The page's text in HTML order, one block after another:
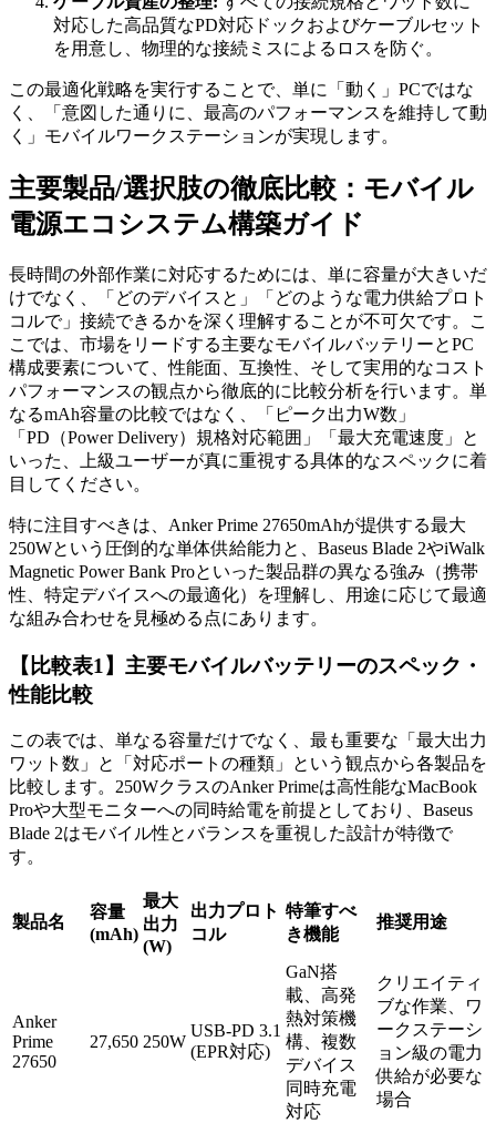
対応した高品質なPD対応ドックおよびケーブルセット
を用意し、物理的な接続ミスによるロスを防ぐ。
この最適化戦略を実行することで、単に「動く」PCではな
く、「意図した通りに、最高のパフォーマンスを維持して動
く」モバイルワークステーションが実現します。
主要製品/選択肢の徹底比較：モバイル
電源エコシステム構築ガイド
長時間の外部作業に対応するためには、単に容量が大きいだ
けでなく、「どのデバイスと」「どのような電力供給プロト
コルで」接続できるかを深く理解することが不可欠です。こ
こでは、市場をリードする主要なモバイルバッテリーとPC
構成要素について、性能面、互換性、そして実用的なコスト
パフォーマンスの観点から徹底的に比較分析を行います。単
なるmAh容量の比較ではなく、「ピーク出力W数」
「PD（Power Delivery）規格対応範囲」「最大充電速度」と
いった、上級ユーザーが真に重視する具体的なスペックに着
目してください。
特に注目すべきは、Anker Prime 27650mAhが提供する最大
250Wという圧倒的な単体供給能力と、Baseus Blade 2やiWalk
Magnetic Power Bank Proといった製品群の異なる強み（携帯
性、特定デバイスへの最適化）を理解し、用途に応じて最適
な組み合わせを見極める点にあります。
【比較表1】主要モバイルバッテリーのスペック・
性能比較
この表では、単なる容量だけでなく、最も重要な「最大出力
ワット数」と「対応ポートの種類」という観点から各製品を
比較します。250WクラスのAnker Primeは高性能なMacBook
Proや大型モニターへの同時給電を前提としており、Baseus
Blade 2はモバイル性とバランスを重視した設計が特徴で
す。
製品名
容量
(mAh)
最大
出力
(W)
出力プロト
コル
特筆すべ
き機能
推奨用途
Anker
Prime
27650
27,650 250W
USB-PD 3.1
(EPR対応)
GaN搭
載、高発
熱対策機
構、複数
デバイス
同時充電
対応
クリエイティ
ブな作業、ワ
ークステーシ
ョン級の電力
供給が必要な
場合